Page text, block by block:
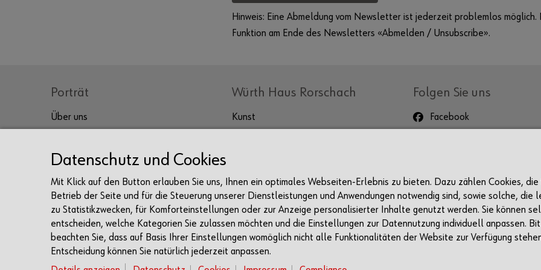
Hinweis: Eine Abmeldung vom Newsletter ist jederzeit problemlos möglich.
Funktion am Ende des Newsletters «Abmelden / Unsubscribe».
Porträt
Über uns
Sammlung Würth
Karriere
Sponsoring
Presse
Würth Haus Rorschach
Kunst
Folgen Sie uns
Facebook
Datenschutz und Cookies
Mit Klick auf den Button erlauben Sie uns, Ihnen ein optimales Webseiten-Erlebnis zu bieten. Dazu zählen Cookies, die
Betrieb der Seite und für die Steuerung unserer Dienstleistungen und Anwendungen notwendig sind, sowie solche, die
zu Statistikzwecken, für Komforteinstellungen oder zur Anzeige personalisierter Inhalte genutzt werden. Sie können
entscheiden, welche Kategorien Sie zulassen möchten und die Einstellungen zur Datennutzung individuell anpassen.
beachten Sie, dass auf Basis Ihrer Einstellungen womöglich nicht alle Funktionalitäten der Website zur Verfügung
Entscheidung können Sie natürlich jederzeit anpassen.